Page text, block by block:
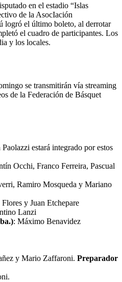
en el estadio “Islas
de la AsocIación
logró el último boleto, al derrotar
el cuadro de participantes. Los
y los locales.
se transmitirán vía streaming
de la Federación de Básquet
estará integrado por estos
Occhi, Franco Ferreira, Pascual
Ramiro Mosqueda y Mariano
Flores y Juan Etchepare
Lanzi
: Máximo Benavidez
y Mario Zaffaroni. Preparador